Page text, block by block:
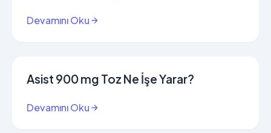
Devamını Oku
Asist 900 mg Toz Ne İşe Yarar?
Devamını Oku